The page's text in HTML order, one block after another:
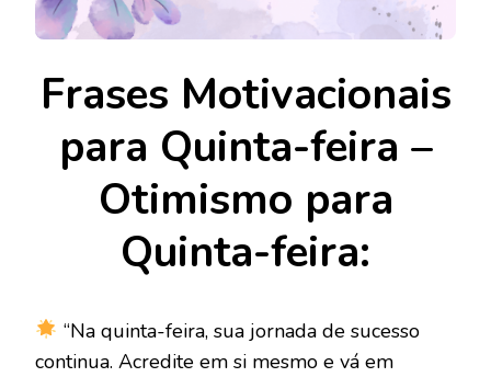
Frases Motivacionais
para Quinta-feira –
Otimismo para
Quinta-feira:
“Na quinta-feira, sua jornada de sucesso
continua. Acredite em si mesmo e vá em